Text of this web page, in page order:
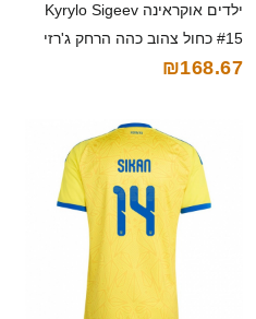
ילדים אוקראינה Kyrylo Sigeev
#15 כחול צהוב כהה הרחק ג'רזי
26-28 חולצה קצרה
₪168.67